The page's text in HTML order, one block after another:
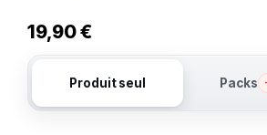
19,90 €
Produit seul Packs